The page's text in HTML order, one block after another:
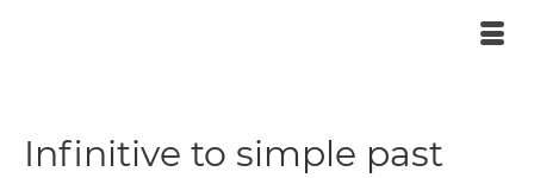
Infinitive to simple past